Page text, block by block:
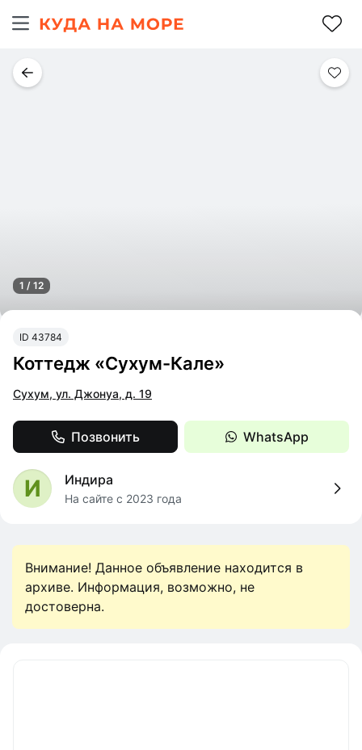
ID 43784
Коттедж «Сухум-Кале»
Сухум, ул. Джонуа, д. 19
Позвонить WhatsApp
И Индира
На сайте с 2023 года
1 / 12
Внимание! Данное объявление находится в
архиве. Информация, возможно, не
достоверна.